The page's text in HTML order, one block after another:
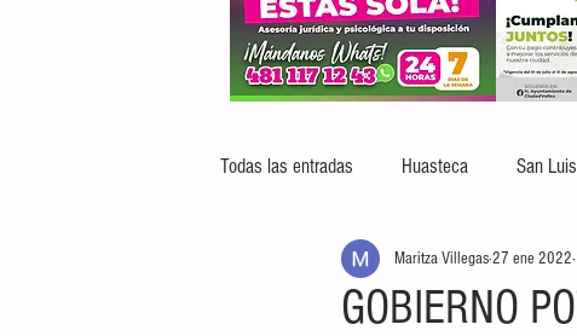
Todas las entradas Huasteca San
GOBIERNO
Maritza Villegas27 ene 2022